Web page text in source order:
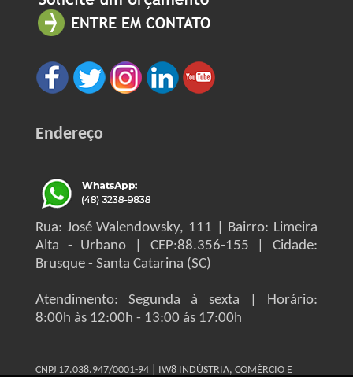
Endereço
Rua: José Walendowsky, 111 | Bairro: Limeira
Alta - Urbano | CEP:88.356-155 | Cidade:
Brusque - Santa Catarina (SC)
Atendimento: Segunda à sexta | Horário:
8:00h às 12:00h - 13:00 ás 17:00h
CNPJ 17.038.947/0001-94 | IW8 INDÚSTRIA, COMÉRCIO E